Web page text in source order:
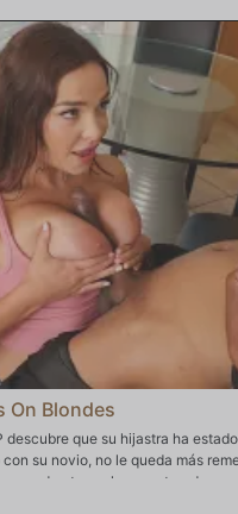
On Blondes
que su hijastra ha
su novio, no le queda más
padrastro se haya enterado,
siente aliviada. De hecho, ahora